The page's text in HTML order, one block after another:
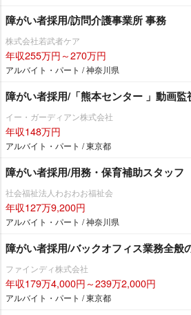
障がい者採用/訪問介護事業所 事務
株式会社若武者ケア
年収255万円～270万円
アルバイト・パート / 神奈川県
障がい者採用/「熊本センター 」動画
イー・ガーディアン株式会社
年収148万円
アルバイト・パート / 東京都
障がい者採用/用務・保育補助スタッフ
社会福祉法人わおわお福祉会
年収127万9,200円
アルバイト・パート / 神奈川県
障がい者採用/バックオフィス業務全般
ファインディ株式会社
年収179万4,000円～239万2,000円
アルバイト・パート / 東京都